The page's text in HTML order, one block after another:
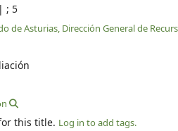
| ; 5
de Asturias, Dirección General de
this title. Log in to add tags.